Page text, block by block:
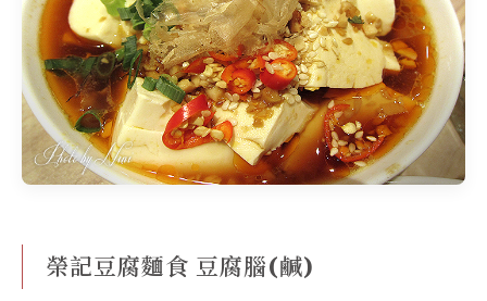
榮記豆腐麵食 豆腐腦(鹹)